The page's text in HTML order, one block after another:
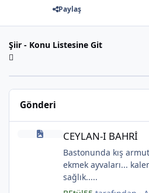
Paylaş
Şiir - Konu Listesine Git
Gönderi
CEYLAN-I BAHRİ
Bastonunda kış
ekmek ayvaları...
sağlık.....